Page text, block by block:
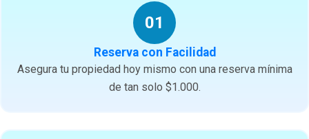
01
Reserva con Facilidad
Asegura tu propiedad hoy mismo con una reserva mínima
de tan solo $1.000.